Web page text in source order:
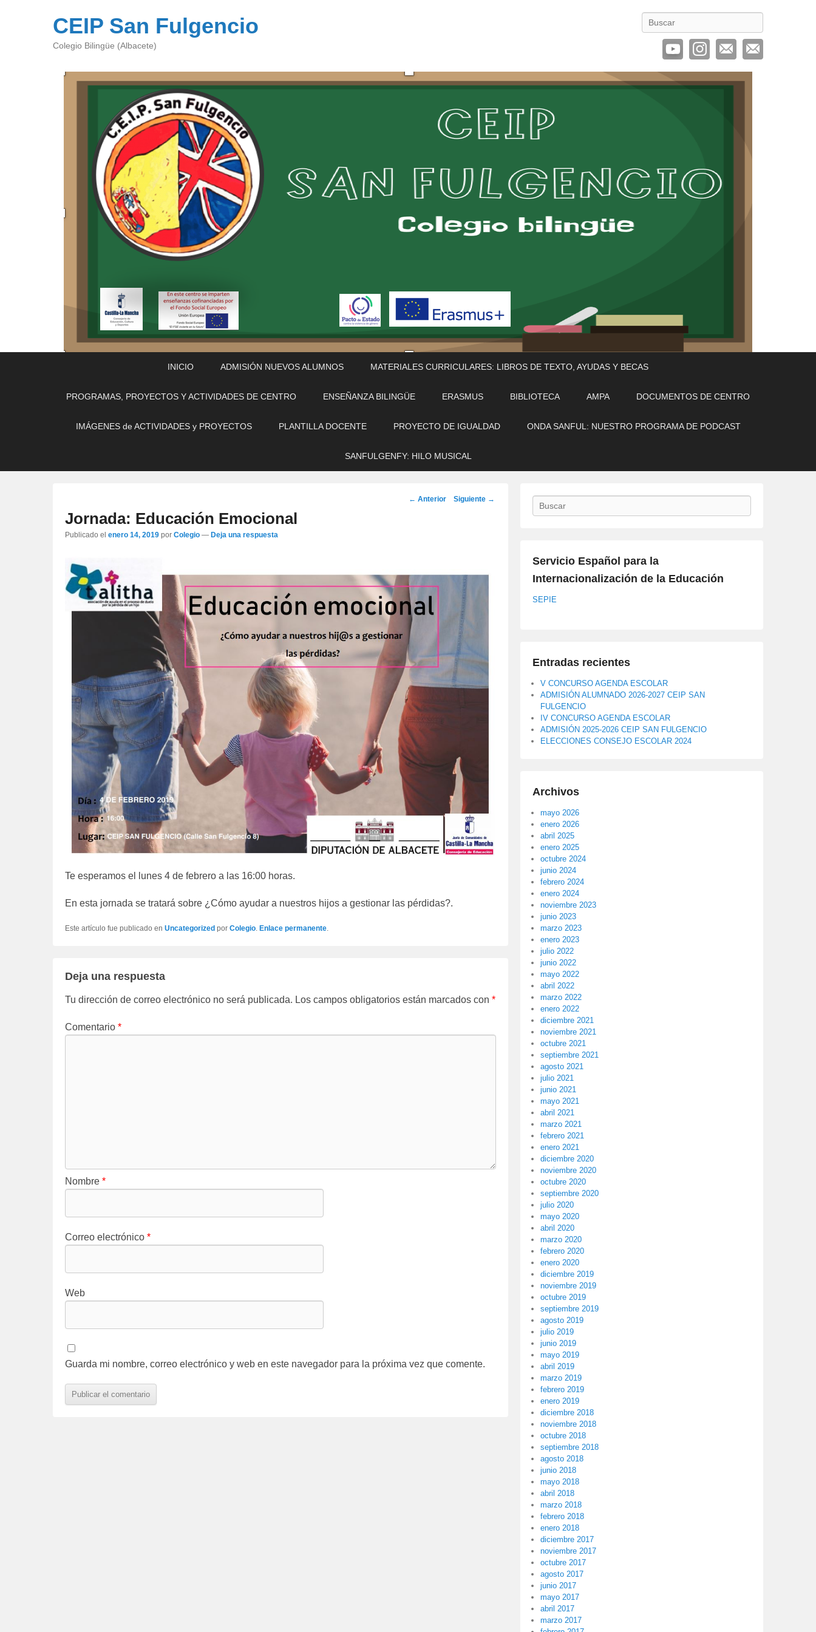
CEIP San Fulgencio
Colegio Bilingüe (Albacete)
Buscar
INICIO ADMISIÓN NUEVOS ALUMNOS MATERIALES CURRICULARES: LIBROS DE TEXTO, AYUDAS Y BECAS
PROGRAMAS, PROYECTOS Y ACTIVIDADES DE CENTRO ENSEÑANZA BILINGÜE ERASMUS BIBLIOTECA AMPA DOCUMENTOS DE CENTRO
IMÁGENES de ACTIVIDADES y PROYECTOS PLANTILLA DOCENTE PROYECTO DE IGUALDAD ONDA SANFUL: NUESTRO PROGRAMA DE PODCAST
SANFULGENFY: HILO MUSICAL
Navegación
← Anterior Siguiente →
Jornada: Educación Emocional
Publicado el enero 14, 2019 por Colegio — Deja una respuesta
Te esperamos el lunes 4 de febrero a las 16:00 horas.
En esta jornada se tratará sobre ¿Cómo ayudar a nuestros hijos a gestionar las pérdidas?.
Este artículo fue publicado en Uncategorized por Colegio. Enlace permanente.
Deja una respuesta
Tu dirección de correo electrónico no será publicada. Los campos obligatorios están marcados con *
Comentario *
Nombre *
Correo electrónico *
Web
Guarda mi nombre, correo electrónico y web en este navegador para la próxima vez que comente.
Buscar
Servicio Español para la
Internacionalización de la Educación
SEPIE
Entradas recientes
V CONCURSO AGENDA ESCOLAR
ADMISIÓN ALUMNADO 2026-2027 CEIP SAN
FULGENCIO
IV CONCURSO AGENDA ESCOLAR
ADMISIÓN 2025-2026 CEIP SAN FULGENCIO
ELECCIONES CONSEJO ESCOLAR 2024
Archivos
mayo 2026
enero 2026
abril 2025
enero 2025
octubre 2024
junio 2024
febrero 2024
enero 2024
noviembre 2023
junio 2023
marzo 2023
enero 2023
julio 2022
junio 2022
mayo 2022
abril 2022
marzo 2022
enero 2022
diciembre 2021
noviembre 2021
octubre 2021
septiembre 2021
agosto 2021
julio 2021
junio 2021
mayo 2021
abril 2021
marzo 2021
febrero 2021
enero 2021
diciembre 2020
noviembre 2020
octubre 2020
septiembre 2020
julio 2020
mayo 2020
abril 2020
marzo 2020
febrero 2020
enero 2020
diciembre 2019
noviembre 2019
octubre 2019
septiembre 2019
agosto 2019
julio 2019
junio 2019
mayo 2019
abril 2019
marzo 2019
febrero 2019
enero 2019
diciembre 2018
noviembre 2018
octubre 2018
septiembre 2018
agosto 2018
junio 2018
mayo 2018
abril 2018
marzo 2018
febrero 2018
enero 2018
diciembre 2017
noviembre 2017
octubre 2017
agosto 2017
junio 2017
mayo 2017
abril 2017
marzo 2017